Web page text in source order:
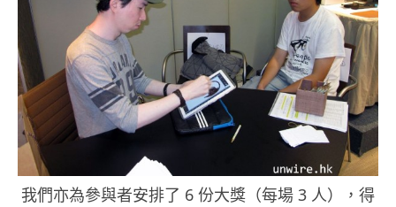
我們亦為參與者安排了 6 份大獎（每場 3 人），得